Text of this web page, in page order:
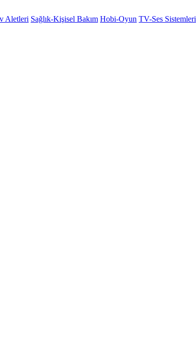
Aletleri Sağlık-Kişisel Bakım Hobi-Oyun TV-Ses Sistemleri